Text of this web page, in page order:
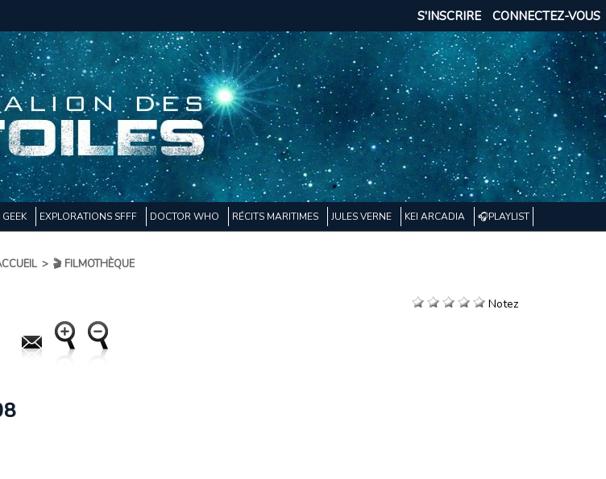
CONNECTEZ-VOUS
S'INSCRIRE
EXPLORATIONS SFFF DOCTOR WHO RÉCITS MARITIMES JULES VERNE KEI ARCADIA 🎧PLAYLIST
> 🎬 FILMOTHÈQUE
Notez